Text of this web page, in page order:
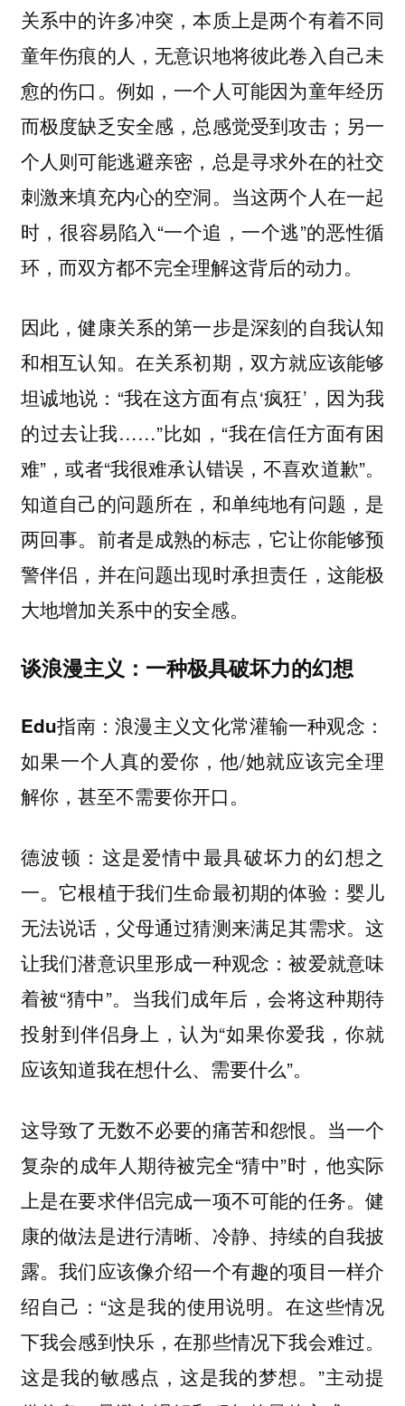
关系中的许多冲突，本质上是两个有着不同
童年伤痕的人，无意识地将彼此卷入自己未
愈的伤口。例如，一个人可能因为童年经历
而极度缺乏安全感，总感觉受到攻击；另一
个人则可能逃避亲密，总是寻求外在的社交
刺激来填充内心的空洞。当这两个人在一起
时，很容易陷入“一个追，一个逃”的恶性循
环，而双方都不完全理解这背后的动力。
因此，健康关系的第一步是深刻的自我认知
和相互认知。在关系初期，双方就应该能够
坦诚地说：“我在这方面有点‘疯狂’，因为我
的过去让我……”比如，“我在信任方面有困
难”，或者“我很难承认错误，不喜欢道歉”。
知道自己的问题所在，和单纯地有问题，是
两回事。前者是成熟的标志，它让你能够预
警伴侣，并在问题出现时承担责任，这能极
大地增加关系中的安全感。
谈浪漫主义：一种极具破坏力的幻想
Edu指南：浪漫主义文化常灌输一种观念：
如果一个人真的爱你，他/她就应该完全理
解你，甚至不需要你开口。
德波顿： 这是爱情中最具破坏力的幻想之
一。它根植于我们生命最初期的体验：婴儿
无法说话，父母通过猜测来满足其需求。这
让我们潜意识里形成一种观念：被爱就意味
着被“猜中”。当我们成年后，会将这种期待
投射到伴侣身上，认为“如果你爱我，你就
应该知道我在想什么、需要什么”。
这导致了无数不必要的痛苦和怨恨。当一个
复杂的成年人期待被完全“猜中”时，他实际
上是在要求伴侣完成一项不可能的任务。健
康的做法是进行清晰、冷静、持续的自我披
露。我们应该像介绍一个有趣的项目一样介
绍自己：“这是我的使用说明。在这些情况
下我会感到快乐，在那些情况下我会难过。
这是我的敏感点，这是我的梦想。”主动提